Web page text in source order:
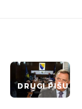
DRUGI PIŠU